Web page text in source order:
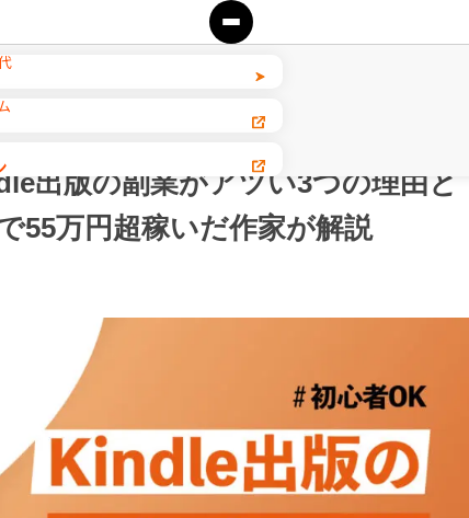
出版の副業がアツい3つの理由と
55万円超稼いだ作家が解説